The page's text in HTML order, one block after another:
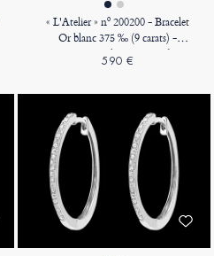
« L'Atelier » nº 200200 - Bracelet
Or blanc 375 ‰ (9 carats) -
Diamant synthétique Rond 0.3
carat - Chaîne Vénitienne
590 €